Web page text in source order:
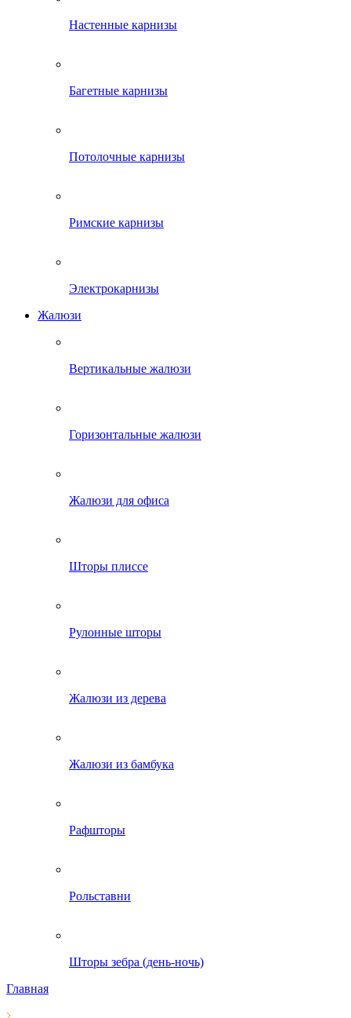
Настенные карнизы
Багетные карнизы
Потолочные карнизы
Римские карнизы
Электрокарнизы
Жалюзи
Вертикальные жалюзи
Горизонтальные жалюзи
Жалюзи для офиса
Шторы плиссе
Рулонные шторы
Жалюзи из дерева
Жалюзи из бамбука
Рафшторы
Рольставни
Шторы зебра (день-ночь)
Главная